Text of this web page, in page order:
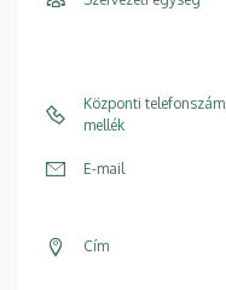
Központi telefonszám,
mellék
E-mail
Cím